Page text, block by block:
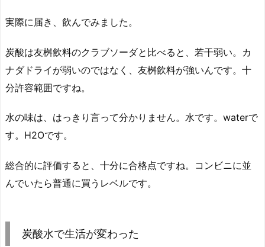
実際に届き、飲んでみました。
炭酸は友桝飲料のクラブソーダと比べると、若干弱い。カ
ナダドライが弱いのではなく、友桝飲料が強いんです。十
分許容範囲ですね。
水の味は、はっきり言って分かりません。水です。waterで
す。H2Oです。
総合的に評価すると、十分に合格点ですね。コンビニに並
んでいたら普通に買うレベルです。
炭酸水で生活が変わった